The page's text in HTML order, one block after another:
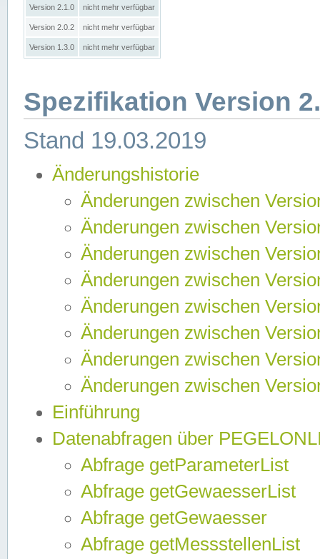
Version 2.1.0 nicht mehr verfügbar
Version 2.0.2 nicht mehr verfügbar
Version 1.3.0 nicht mehr verfügbar
Spezifikation Version
Stand 19.03.2019
Änderungshistorie
Änderungen zwischen
Änderungen zwischen
Änderungen zwischen
Änderungen zwischen
Änderungen zwischen
Änderungen zwischen
Änderungen zwischen
Änderungen zwischen
Einführung
Datenabfragen über
Abfrage getParameterList
Abfrage getGewaesserList
Abfrage getGewaesser
Abfrage getMessstellenList